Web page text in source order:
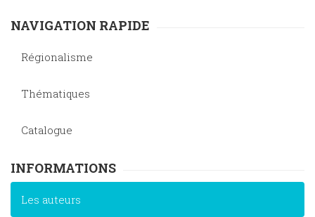
NAVIGATION RAPIDE
Régionalisme
Thématiques
Catalogue
INFORMATIONS
Les auteurs